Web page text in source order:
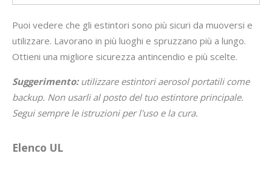
Puoi vedere che gli estintori sono più sicuri da muoversi e
utilizzare. Lavorano in più luoghi e spruzzano più a lungo.
Ottieni una migliore sicurezza antincendio e più scelte.
Suggerimento:utilizzare estintori aerosol portatili come
backup. Non usarli al posto del tuo estintore principale.
Segui sempre le istruzioni per l'uso e la cura.
Elenco UL